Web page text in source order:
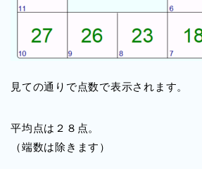
見ての通りで点数で表示されます。
平均点は２８点。
（端数は除きます）